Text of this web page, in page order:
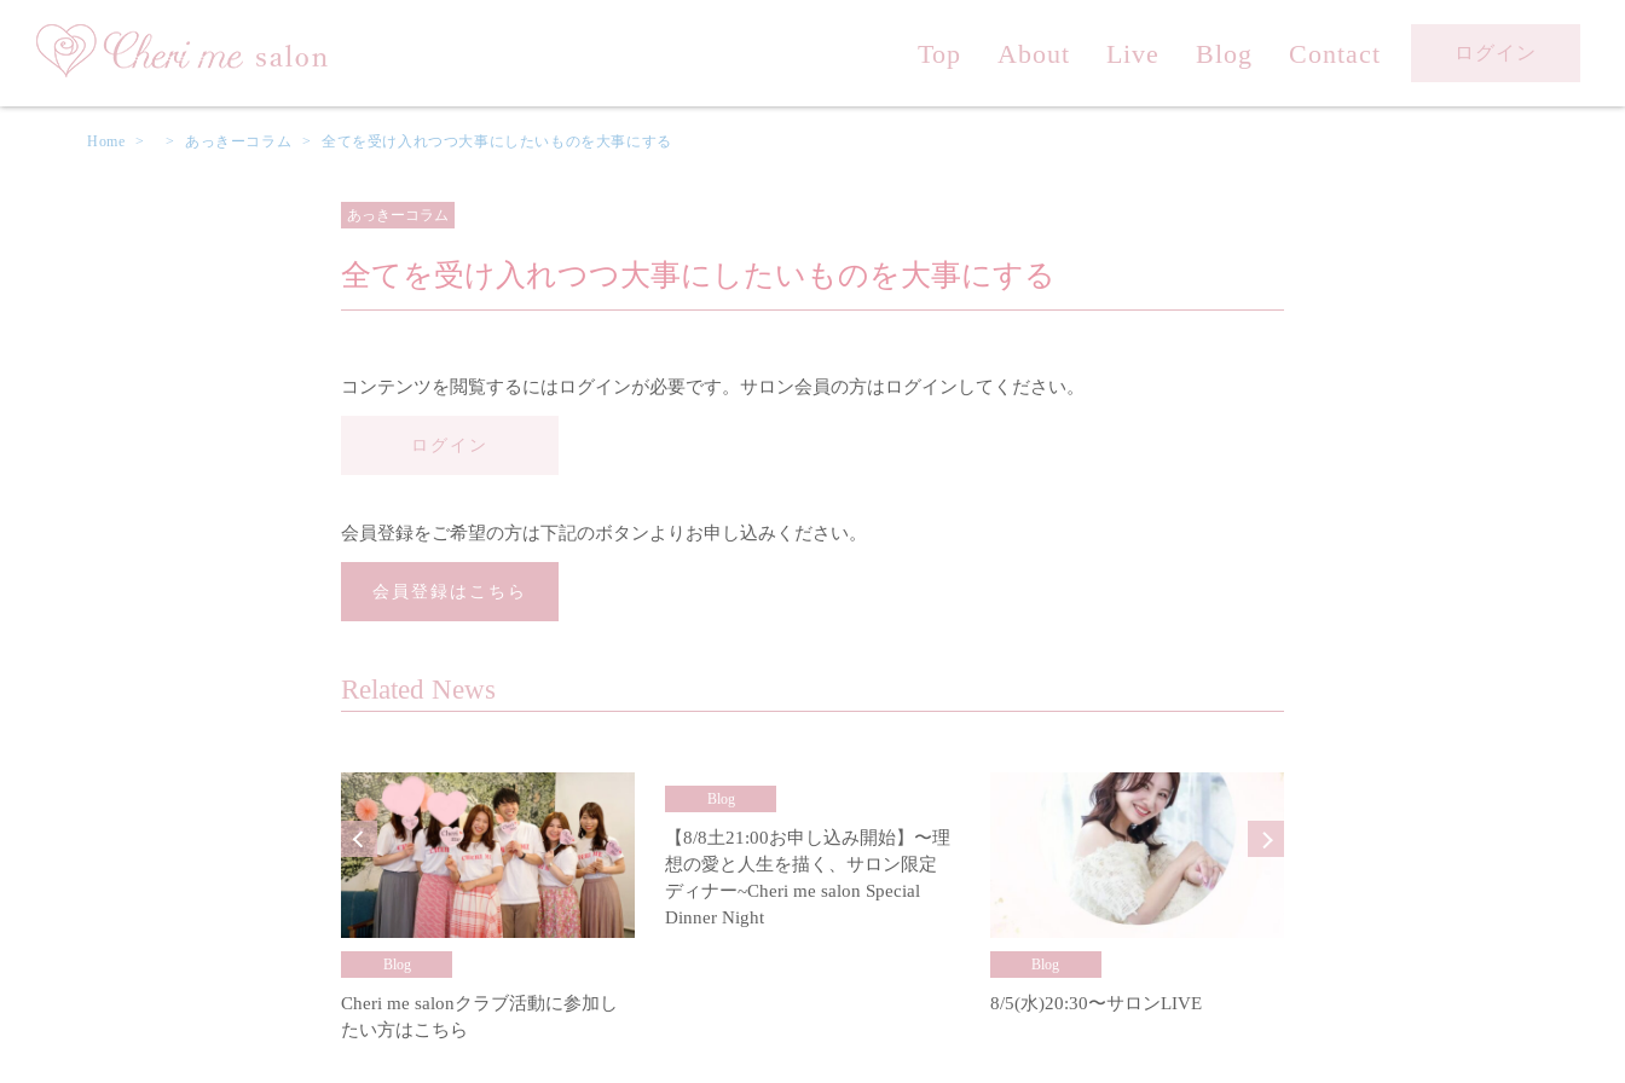
Top About Live Blog Contact ログイン
Home > > あっきーコラム > 全てを受け入れつつ大事にしたいものを大事にする
あっきーコラム
全てを受け入れつつ大事にしたいものを大事にする
コンテンツを閲覧するにはログインが必要です。サロン会員の方はログインしてください。
ログイン
会員登録をご希望の方は下記のボタンよりお申し込みください。
会員登録はこちら
Related News
Blog
Cheri me salonクラブ活動に参加し
たい方はこちら
Blog
【8/8土21:00お申し込み開始】〜理
想の愛と人生を描く、サロン限定
ディナー~Cheri me salon Special
Dinner Night
Blog
8/5(水)20:30〜サロンLIVE